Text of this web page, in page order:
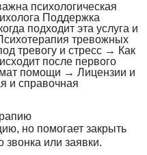
психологическая
Поддержка
подходит эта услуга и
тревожных
тревогу и стресс → Как
после первого
помощи → Лицензии и
и справочная
но помогает закрыть
или заявки.